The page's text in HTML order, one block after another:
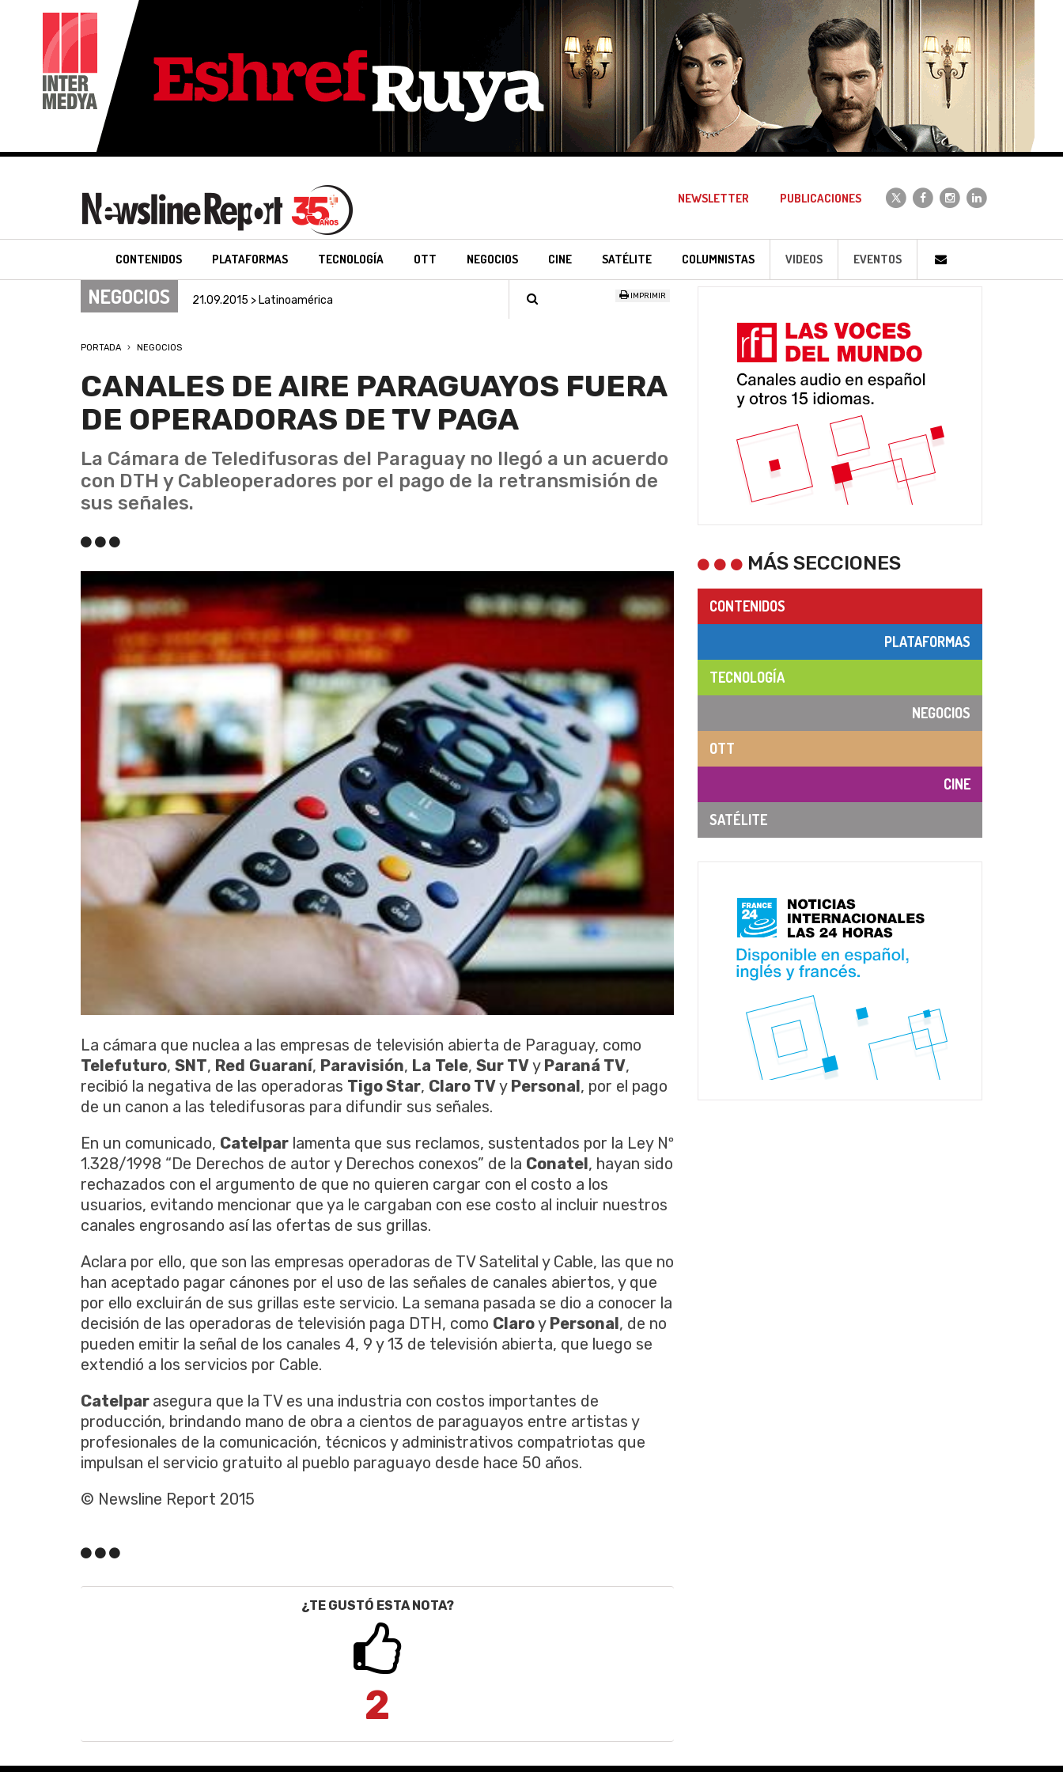
NEWSLETTER PUBLICACIONES
CONTENIDOS PLATAFORMAS TECNOLOGÍA OTT NEGOCIOS CINE SATÉLITE COLUMNISTAS VIDEOS EVENTOS
NEGOCIOS 21.09.2015 > Latinoamérica IMPRIMIR
PORTADA NEGOCIOS
CANALES DE AIRE PARAGUAYOS FUERA
DE OPERADORAS DE TV PAGA
La Cámara de Teledifusoras del Paraguay no llegó a un acuerdo
con DTH y Cableoperadores por el pago de la retransmisión de
sus señales.
La cámara que nuclea a las empresas de televisión abierta de Paraguay, como
Telefuturo, SNT, Red Guaraní, Paravisión, La Tele, Sur TVy Paraná TV,
recibió la negativa de las operadoras Tigo Star, Claro TVy Personal , por el pago
de un canon a las teledifusoras para difundir sus señales.
En un comunicado, Catelpar lamenta que sus reclamos, sustentados por la Ley Nº
1.328/1998 “De Derechos de autor y Derechos conexos” de la Conatel , hayan sido
rechazados con el argumento de que no quieren cargar con el costo a los
usuarios, evitando mencionar que ya le cargaban con ese costo al incluir nuestros
canales engrosando así las ofertas de sus grillas.
Aclara por ello, que son las empresas operadoras de TV Satelital y Cable, las que no
han aceptado pagar cánones por el uso de las señales de canales abiertos, y que
por ello excluirán de sus grillas este servicio. La semana pasada se dio a conocer la
decisión de las operadoras de televisión paga DTH, como Claroy Personal , de no
pueden emitir la señal de los canales 4, 9 y 13 de televisión abierta, que luego se
extendió a los servicios por Cable.
Catelpar asegura que la TV es una industria con costos importantes de
producción, brindando mano de obra a cientos de paraguayos entre artistas y
profesionales de la comunicación, técnicos y administrativos compatriotas que
impulsan el servicio gratuito al pueblo paraguayo desde hace 50 años.
© Newsline Report 2015
¿TE GUSTÓ ESTA NOTA?
2
MÁS SECCIONES
CONTENIDOS
PLATAFORMAS
TECNOLOGÍA
NEGOCIOS
OTT
CINE
SATÉLITE